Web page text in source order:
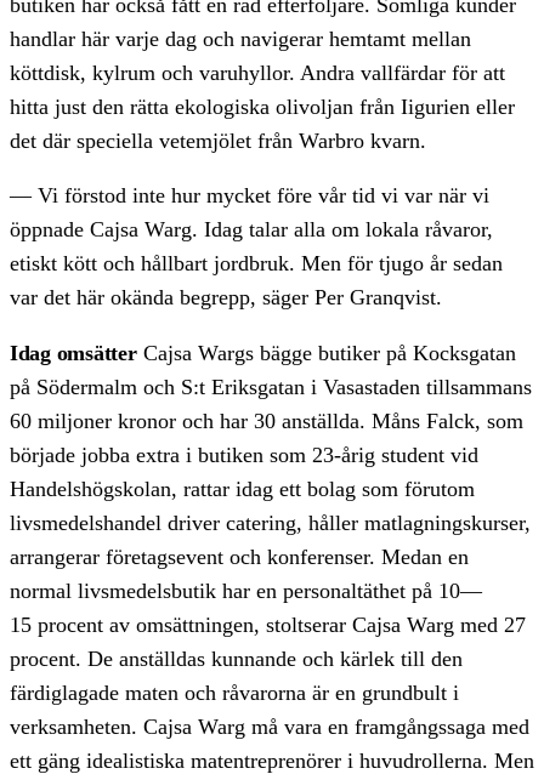
handlar här varje dag och navigerar hemtamt mellan
köttdisk, kylrum och varuhyllor. Andra vallfärdar för att
hitta just den rätta ekologiska olivoljan från Iigurien eller
det där speciella vetemjölet från Warbro kvarn.
— Vi förstod inte hur mycket före vår tid vi var när vi
öppnade Cajsa Warg. Idag talar alla om lokala råvaror,
etiskt kött och hållbart jordbruk. Men för tjugo år sedan
var det här okända begrepp, säger Per Granqvist.
Idag omsätterCajsa Wargs bägge butiker på Kocksgatan
på Södermalm och S:t Eriksgatan i Vasastaden tillsammans
60 miljoner kronor och har 30 anställda. Måns Falck, som
började jobba extra i butiken som 23-årig student vid
Handelshögskolan, rattar idag ett bolag som förutom
livsmedelshandel driver catering, håller matlagningskurser,
arrangerar företagsevent och konferenser. Medan en
normal livsmedelsbutik har en personaltäthet på 10—
15 procent av omsättningen, stoltserar Cajsa Warg med 27
procent. De anställdas kunnande och kärlek till den
färdiglagade maten och råvarorna är en grundbult i
verksamheten. Cajsa Warg må vara en framgångssaga med
ett gäng idealistiska matentreprenörer i huvudrollerna. Men